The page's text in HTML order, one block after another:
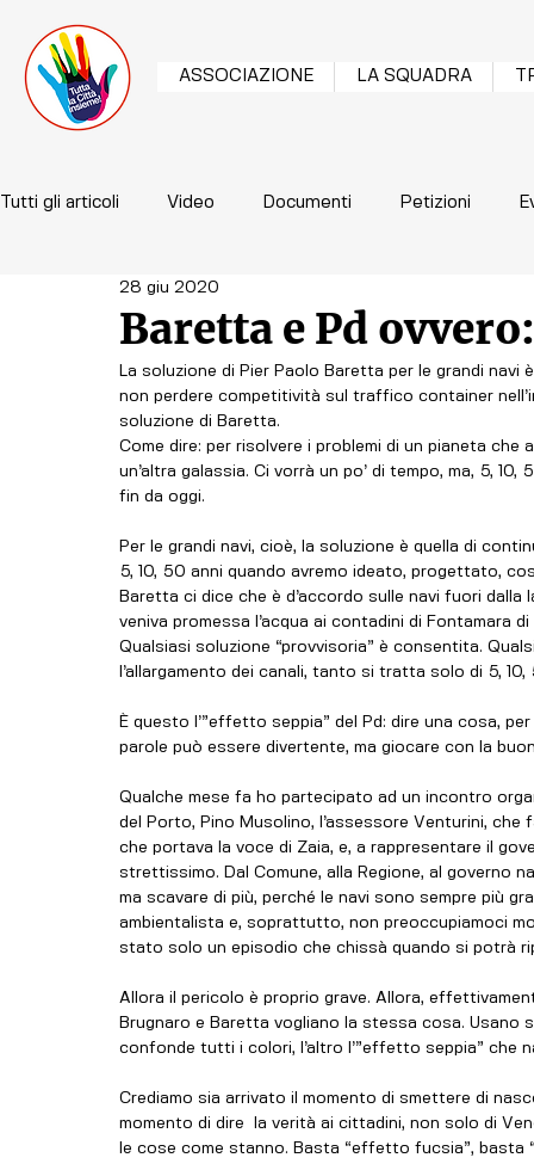
ASSOCIAZIONE LA SQUADRA
Tutti gli articoli Video Documenti Petizioni
Baretta e Pd
28 giu 2020
La soluzione di Pier Paolo Baretta per le grandi
non perdere competitività sul traffico container
soluzione di Baretta.
Come dire: per risolvere i problemi di un pianeta
un’altra galassia. Ci vorrà un po’ di tempo, ma, 5,
fin da oggi.
Per le grandi navi, cioè, la soluzione è quella di
5, 10, 50 anni quando avremo ideato, progettato,
Baretta ci dice che è d’accordo sulle navi fuori
veniva promessa l’acqua ai contadini di Fontamara di
Qualsiasi soluzione “provvisoria” è consentita.
l’allargamento dei canali, tanto si tratta solo di 5, 10,
È questo l’”effetto seppia” del Pd: dire una cosa,
parole può essere divertente, ma giocare con la
Qualche mese fa ho partecipato ad un incontro
del Porto, Pino Musolino, l’assessore Venturini, che
che portava la voce di Zaia, e, a rappresentare il
strettissimo. Dal Comune, alla Regione, al governo
ma scavare di più, perché le navi sono sempre più
ambientalista e, soprattutto, non preoccupiamoci
stato solo un episodio che chissà quando si potrà
Allora il pericolo è proprio grave. Allora,
Brugnaro e Baretta vogliano la stessa cosa.
confonde tutti i colori, l’altro l’”effetto seppia” che
Crediamo sia arrivato il momento di smettere di
momento di dire  la verità ai cittadini, non solo di
le cose come stanno. Basta “effetto fucsia”, basta